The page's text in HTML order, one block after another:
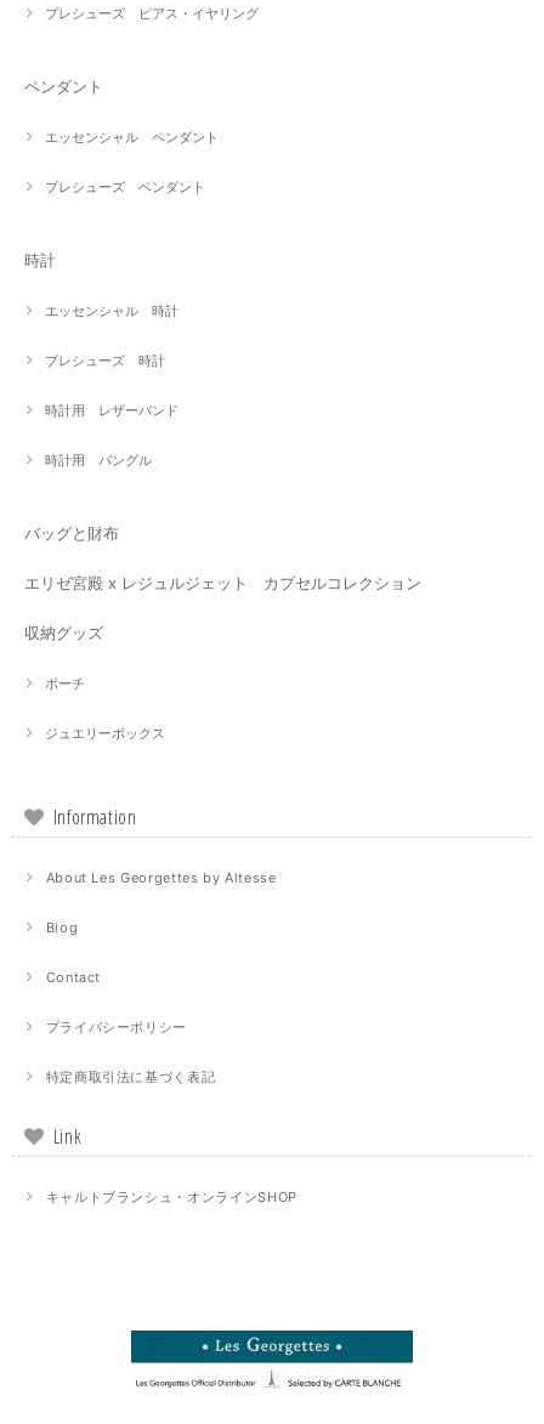
プレシューズ ピアス・イヤリング
ペンダント
エッセンシャル ペンダント
プレシューズ ペンダント
時計
エッセンシャル 時計
プレシューズ 時計
時計用 レザーバンド
時計用 バングル
バッグと財布
エリゼ宮殿 x レジュルジェット カプセルコレクション
収納グッズ
ポーチ
ジュエリーボックス
Information
About Les Georgettes by Altesse
Blog
Contact
プライバシーポリシー
特定商取引法に基づく表記
Link
キャルトブランシュ・オンラインSHOP